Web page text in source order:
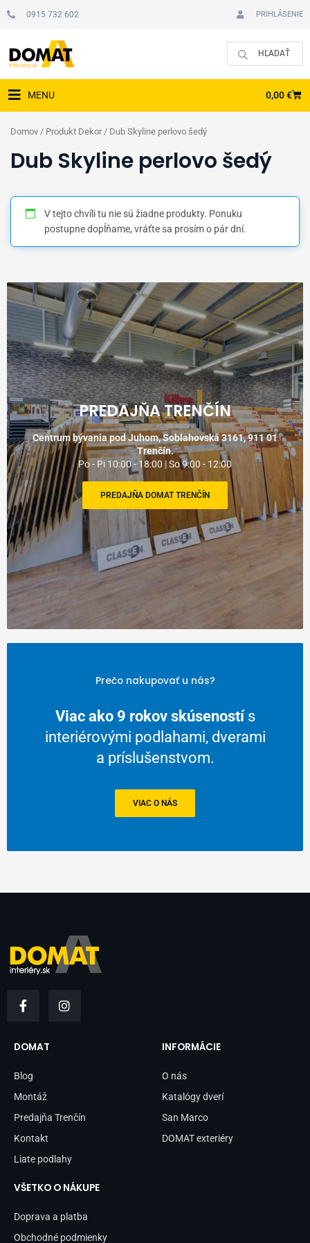
0915 732 602 PRIHLÁSENIE
MENU 0,00€
Domov / Produkt Dekor / Dub Skyline perlovo šedý
Dub Skyline perlovo šedý
V tejto chvíli tu nie sú žiadne produkty. Ponuku
postupne dopĺňame, vráťte sa prosím o pár dní.
PREDAJŇA TRENČÍN
Centrum bývania pod Juhom, Soblahovská 3161, 911 01
Trenčín.
Po - Pi 10:00 - 18:00 | So 9:00 - 12:00
PREDAJŇA DOMAT TRENČÍN
Prečo nakupovať u nás?
Viac ako 9 rokov skúsenostís
interiérovými podlahami, dverami
a príslušenstvom.
VIAC O NÁS
a
b
o
k
-
n
DOMAT
Blog
Montáž
Predajňa Trenčín
Kontakt
Liate podlahy
INFORMÁCIE
O nás
Katalógy dverí
San Marco
DOMAT exteriéry
VŠETKO O NÁKUPE
Doprava a platba
Obchodné podmienky